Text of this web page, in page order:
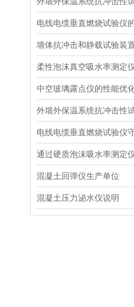
混凝土回弹仪生产单位
混凝土压力泌水仪说明